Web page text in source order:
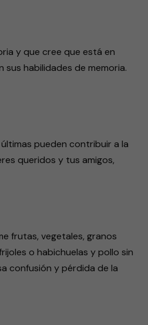
y que cree que está en
habilidades de memoria.
pueden contribuir a la
queridos y tus amigos,
frutas, vegetales, granos
o habichuelas y pollo sin
confusión y pérdida de la